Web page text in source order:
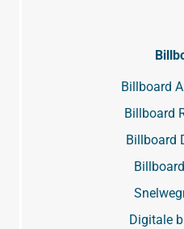
Billboard
Billboard
Billboard
Digitale